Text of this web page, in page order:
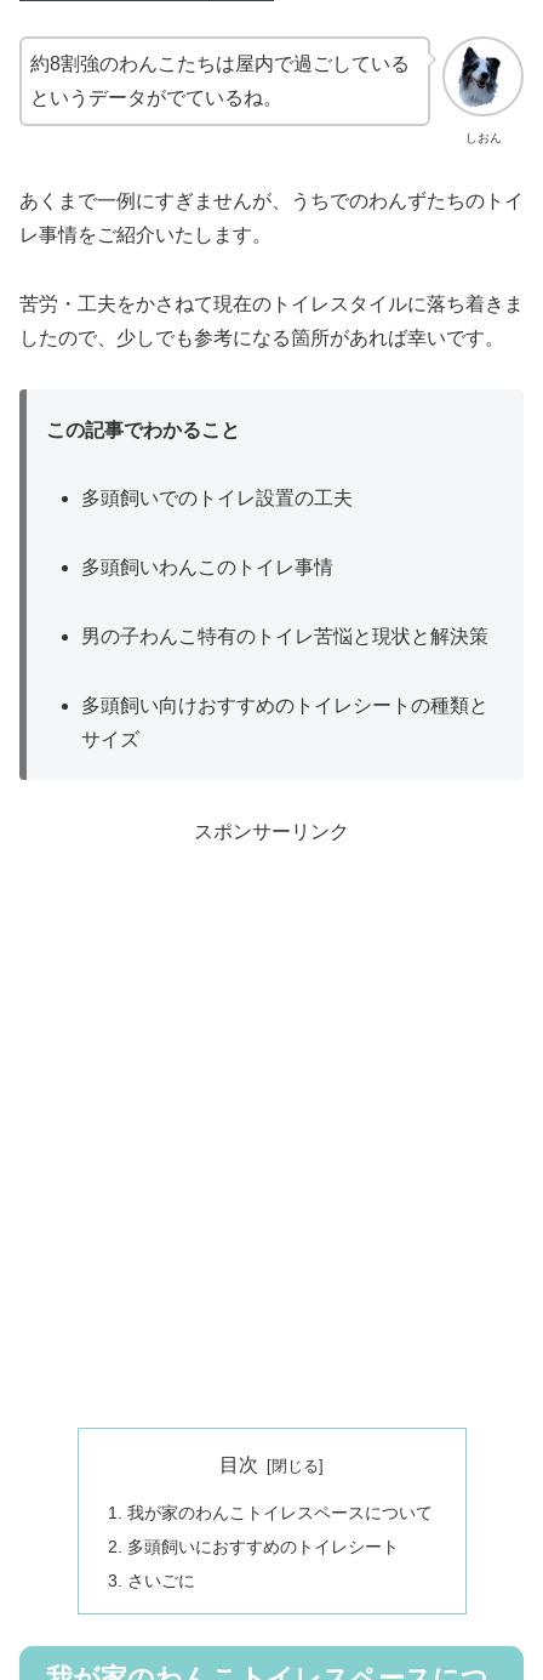
しおん
約8割強のわんこたちは屋内で過ごしている
というデータがでているね。
あくまで一例にすぎませんが、うちでのわんずたちのトイ
レ事情をご紹介いたします。
苦労・工夫をかさねて現在のトイレスタイルに落ち着きま
したので、少しでも参考になる箇所があれば幸いです。
この記事でわかること
多頭飼いでのトイレ設置の工夫
多頭飼いわんこのトイレ事情
男の子わんこ特有のトイレ苦悩と現状と解決策
多頭飼い向けおすすめのトイレシートの種類と
サイズ
スポンサーリンク
目次
我が家のわんこトイレスペースについて
多頭飼いにおすすめのトイレシート
さいごに